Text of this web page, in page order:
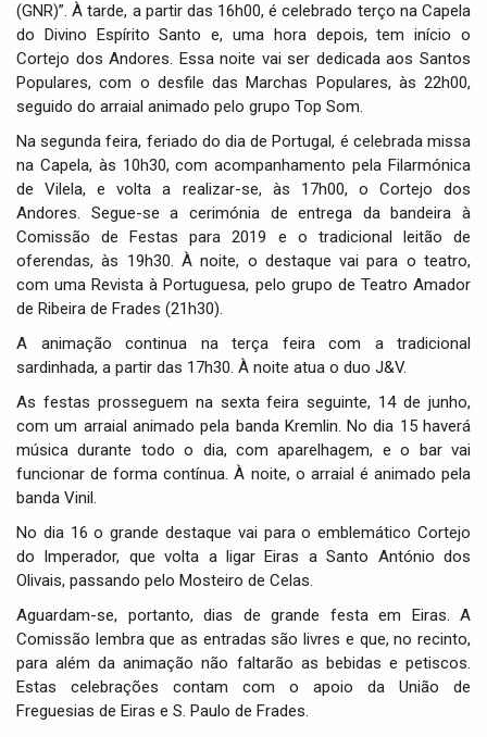
(GNR)”. À tarde, a partir das 16h00, é celebrado terço na Capela
do Divino Espírito Santo e, uma hora depois, tem início o
Cortejo dos Andores. Essa noite vai ser dedicada aos Santos
Populares, com o desfile das Marchas Populares, às 22h00,
seguido do arraial animado pelo grupo Top Som.
Na segunda feira, feriado do dia de Portugal, é celebrada missa
na Capela, às 10h30, com acompanhamento pela Filarmónica
de Vilela, e volta a realizar-se, às 17h00, o Cortejo dos
Andores. Segue-se a cerimónia de entrega da bandeira à
Comissão de Festas para 2019 e o tradicional leitão de
oferendas, às 19h30. À noite, o destaque vai para o teatro,
com uma Revista à Portuguesa, pelo grupo de Teatro Amador
de Ribeira de Frades (21h30).
A animação continua na terça feira com a tradicional
sardinhada, a partir das 17h30. À noite atua o duo J&V.
As festas prosseguem na sexta feira seguinte, 14 de junho,
com um arraial animado pela banda Kremlin. No dia 15 haverá
música durante todo o dia, com aparelhagem, e o bar vai
funcionar de forma contínua. À noite, o arraial é animado pela
banda Vinil.
No dia 16 o grande destaque vai para o emblemático Cortejo
do Imperador, que volta a ligar Eiras a Santo António dos
Olivais, passando pelo Mosteiro de Celas.
Aguardam-se, portanto, dias de grande festa em Eiras. A
Comissão lembra que as entradas são livres e que, no recinto,
para além da animação não faltarão as bebidas e petiscos.
Estas celebrações contam com o apoio da União de
Freguesias de Eiras e S. Paulo de Frades.